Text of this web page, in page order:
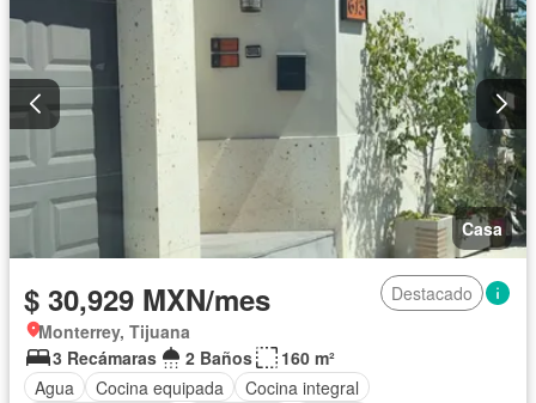
Zonas verdes
Permite niños
Solo familias
Completamente amueblado
Casa
$ 30,929 MXN/mes
Destacado
Monterrey, Tijuana
3 Recámaras
2 Baños
160 m²
Agua
Cocina equipada
Cocina integral